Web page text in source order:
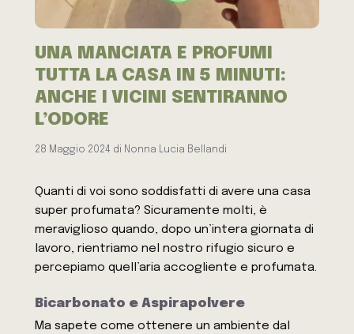
UNA MANCIATA E PROFUMI
TUTTA LA CASA IN 5 MINUTI:
ANCHE I VICINI SENTIRANNO
L’ODORE
28 Maggio 2024 di Nonna Lucia Bellandi
Quanti di voi sono soddisfatti di avere una casa
super profumata? Sicuramente molti, è
meraviglioso quando, dopo un’intera giornata di
lavoro, rientriamo nel nostro rifugio sicuro e
percepiamo quell’aria accogliente e profumata.
Bicarbonato e Aspirapolvere
Ma sapete come ottenere un ambiente dal